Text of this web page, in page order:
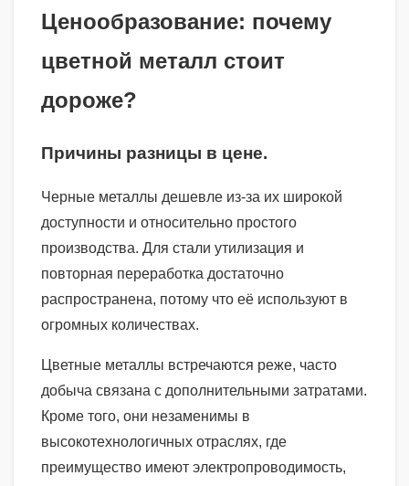
Ценообразование: почему
цветной металл стоит
дороже?
Причины разницы в цене.
Черные металлы дешевле из-за их широкой
доступности и относительно простого
производства. Для стали утилизация и
повторная переработка достаточно
распространена, потому что её используют в
огромных количествах.
Цветные металлы встречаются реже, часто
добыча связана с дополнительными затратами.
Кроме того, они незаменимы в
высокотехнологичных отраслях, где
преимущество имеют электропроводимость,